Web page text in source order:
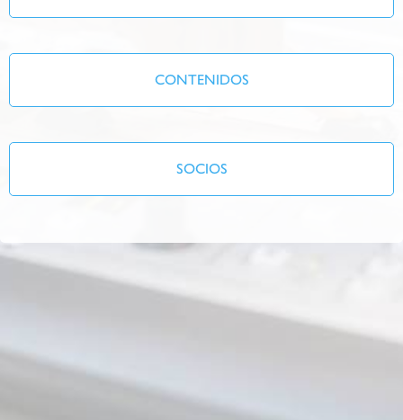
CONTENIDOS
SOCIOS